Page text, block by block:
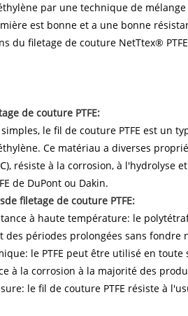
par une technique de
est bonne et a une bonne
du filetage de couture NetTtex®
de couture PTFE:
le fil de couture PTFE est un
Ce matériau a diverses
résiste à la corrosion, à l'hydrolyse
de DuPont ou Dakin.
de filetage de couture PTFE:
à haute température: le
des périodes prolongées sans fondre
le PTFE peut être utilisé en
à la corrosion à la majorité des
le fil de couture PTFE résiste à